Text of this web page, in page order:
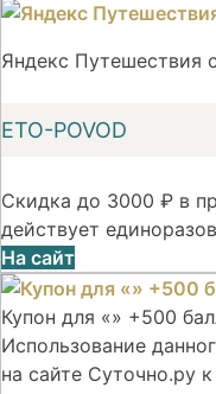
Яндекс Путешествия
ETO-POVOD
Скидка до 3000 ₽ в
действует
На сайт
Купон для «» +500
Использование
на сайте Суточно.ру